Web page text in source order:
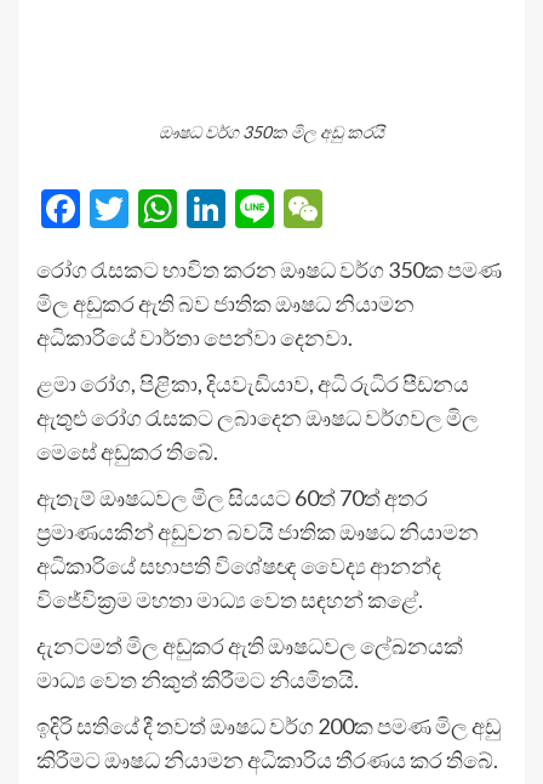
ඖෂධ වර්ග 350ක මිල අඩු කරයි
Facebook
Twitter
WhatsApp
LinkedIn
Line
රෝග රැසකට භාවිත කරන ඖෂධ වර්ග 350ක පමණ
මිල අඩුකර ඇති බව ජාතික ඖෂධ නියාමන
අධිකාරියේ වාර්තා පෙන්වා දෙනවා.
ළමා රෝග, පිළිකා, දියවැඩියාව, අධි රුධිර පීඩනය
ඇතුළු රෝග රැසකට ලබාදෙන ඖෂධ වර්ගවල මිල
මෙසේ අඩුකර තිබේ.
ඇතැම් ඖෂධවල මිල සියයට 60ත් 70ත් අතර
ප්‍රමාණයකින් අඩුවන බවයි ජාතික ඖෂධ නියාමන
අධිකාරියේ සභාපති විශේෂඥ වෛද්‍ය ආනන්ද
විජේවික්‍රම මහතා මාධ්‍ය වෙත සඳහන් කළේ.
දැනටමත් මිල අඩුකර ඇති ඖෂධවල ලේඛනයක්
මාධ්‍ය වෙත නිකුත් කිරීමට නියමිතයි.
ඉදිරි සතියේ දී තවත් ඖෂධ වර්ග 200ක පමණ මිල අඩු
කිරීමට ඖෂධ නියාමන අධිකාරිය තීරණය කර තිබේ.